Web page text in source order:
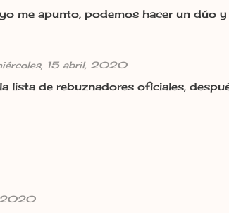
me apunto, podemos hacer un dúo y
15 abril, 2020
lista de rebuznadores oficiales,
2020